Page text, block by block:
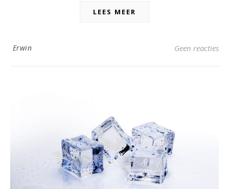
LEES MEER
Erwin Geen reacties